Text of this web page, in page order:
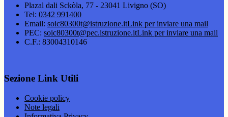
Plazal dali Sckòla, 77 - 23041 Livigno (SO)
Tel: 0342 991400
Email: soic80300t@istruzione.itLink per inviare una mail
PEC: soic80300t@pec.istruzione.itLink per inviare una mail
C.F.: 83004310146
Sezione Link Utili
Cookie policy
Note legali